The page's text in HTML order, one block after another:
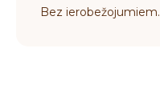
Bez ierobežojumiem.